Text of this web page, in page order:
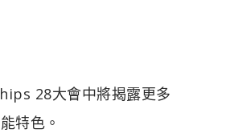
28大會中將揭露更多
特色。